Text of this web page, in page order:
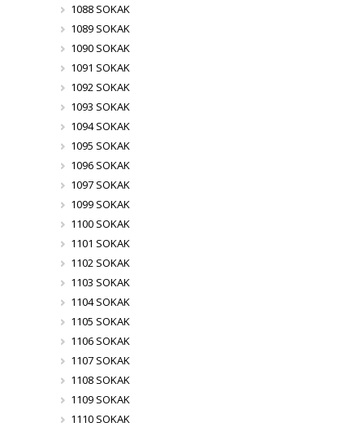
1088 SOKAK
1089 SOKAK
1090 SOKAK
1091 SOKAK
1092 SOKAK
1093 SOKAK
1094 SOKAK
1095 SOKAK
1096 SOKAK
1097 SOKAK
1099 SOKAK
1100 SOKAK
1101 SOKAK
1102 SOKAK
1103 SOKAK
1104 SOKAK
1105 SOKAK
1106 SOKAK
1107 SOKAK
1108 SOKAK
1109 SOKAK
1110 SOKAK